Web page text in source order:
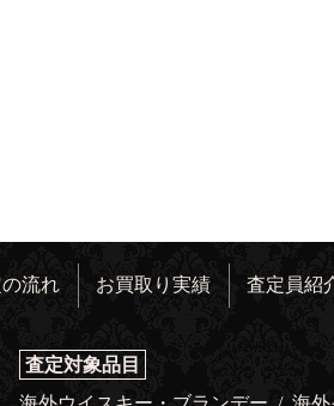
流れ お買取り実績 査定員紹
査定対象品目